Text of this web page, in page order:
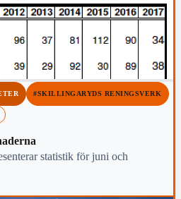
#SKILLINGARYDS RENINGSVERK
statistik för juni och